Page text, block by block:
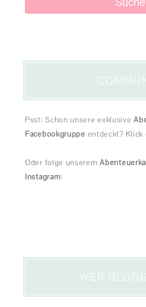
Psst: Schon unsere exklusive
Facebookgruppe entdeckt? Klick
Oder folge unserem
Instagram:
WER